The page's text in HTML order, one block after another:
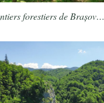
forestiers de Brașov…